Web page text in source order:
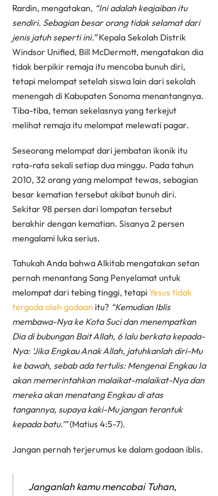
Rardin, mengatakan, “Ini adalah keajaiban itu
sendiri. Sebagian besar orang tidak selamat dari
jenis jatuh seperti ini.”Kepala Sekolah Distrik
Windsor Unified, Bill McDermott, mengatakan dia
tidak berpikir remaja itu mencoba bunuh diri,
tetapi melompat setelah siswa lain dari sekolah
menengah di Kabupaten Sonoma menantangnya.
Tiba-tiba, teman sekelasnya yang terkejut
melihat remaja itu melompat melewati pagar.
Seseorang melompat dari jembatan ikonik itu
rata-rata sekali setiap dua minggu. Pada tahun
2010, 32 orang yang melompat tewas, sebagian
besar kematian tersebut akibat bunuh diri.
Sekitar 98 persen dari lompatan tersebut
berakhir dengan kematian. Sisanya 2 persen
mengalami luka serius.
Tahukah Anda bahwa Alkitab mengatakan setan
pernah menantang Sang Penyelamat untuk
melompat dari tebing tinggi, tetapiYesus tidak
tergoda oleh godaan itu? “Kemudian Iblis
membawa-Nya ke Kota Suci dan menempatkan
Dia di bubungan Bait Allah, 6 lalu berkata kepada-
Nya: ‘Jika Engkau Anak Allah, jatuhkanlah diri-Mu
ke bawah, sebab ada tertulis: Mengenai Engkau Ia
akan memerintahkan malaikat-malaikat-Nya dan
mereka akan menatang Engkau di atas
tangannya, supaya kaki-Mu jangan terantuk
kepada batu.’”(Matius 4:5-7).
Jangan pernah terjerumus ke dalam godaan iblis.
Janganlah kamu mencobai Tuhan,